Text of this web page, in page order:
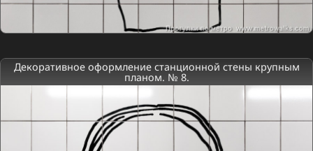
Декоративное оформление станционной стены крупным
планом. № 8.